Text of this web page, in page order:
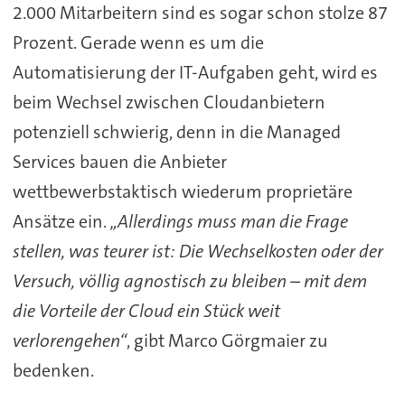
2.000 Mitarbeitern sind es sogar schon stolze 87
Prozent. Gerade wenn es um die
Automatisierung der IT-Aufgaben geht, wird es
beim Wechsel zwischen Cloudanbietern
potenziell schwierig, denn in die Managed
Services bauen die Anbieter
wettbewerbstaktisch wiederum proprietäre
Ansätze ein.„Allerdings muss man die Frage
stellen, was teurer ist: Die Wechselkosten oder der
Versuch, völlig agnostisch zu bleiben – mit dem
die Vorteile der Cloud ein Stück weit
verlorengehen“, gibt Marco Görgmaier zu
bedenken.